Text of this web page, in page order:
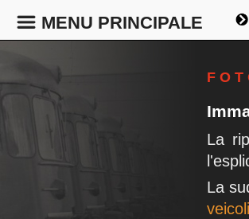
MENU PRINCIPALE
F O T
La
La